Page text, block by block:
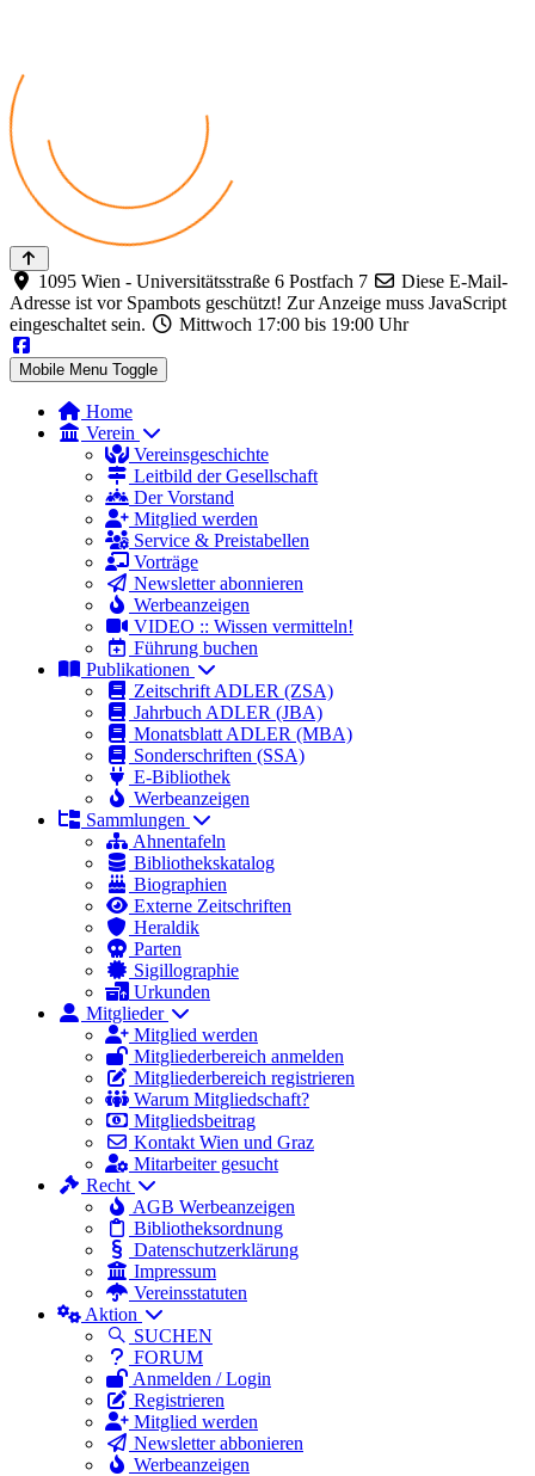
1095 Wien - Universitätsstraße 6 Postfach 7
Diese E-Mail-
Adresse ist vor Spambots geschützt! Zur Anzeige muss JavaScript
eingeschaltet sein.
Mittwoch 17:00 bis 19:00 Uhr
Mobile Menu Toggle
Home
Verein
Vereinsgeschichte
Leitbild der Gesellschaft
Der Vorstand
Mitglied werden
Service & Preistabellen
Vorträge
Newsletter abonnieren
Werbeanzeigen
VIDEO :: Wissen vermitteln!
Führung buchen
Publikationen
Zeitschrift ADLER (ZSA)
Jahrbuch ADLER (JBA)
Monatsblatt ADLER (MBA)
Sonderschriften (SSA)
E-Bibliothek
Werbeanzeigen
Sammlungen
Ahnentafeln
Bibliothekskatalog
Biographien
Externe Zeitschriften
Heraldik
Parten
Sigillographie
Urkunden
Mitglieder
Mitglied werden
Mitgliederbereich anmelden
Mitgliederbereich registrieren
Warum Mitgliedschaft?
Mitgliedsbeitrag
Kontakt Wien und Graz
Mitarbeiter gesucht
Recht
AGB Werbeanzeigen
Bibliotheksordnung
Datenschutzerklärung
Impressum
Vereinsstatuten
Aktion
SUCHEN
FORUM
Anmelden / Login
Registrieren
Mitglied werden
Newsletter abbonieren
Werbeanzeigen